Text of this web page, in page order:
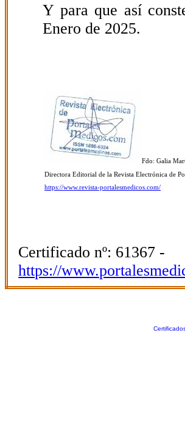
Y para que así
Enero de 2025.
Fdo: Galia
Directora Editorial de la Revista Electrónica de
https://www.revista-portalesmedicos.com/
Certificado nº: 61367 -
https://